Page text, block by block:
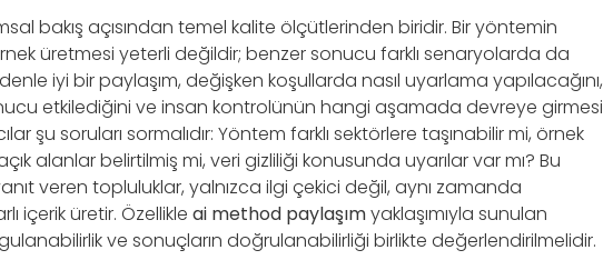
bakış açısından temel kalite ölçütlerinden biridir. Bir yöntemin
üretmesi yeterli değildir; benzer sonucu farklı senaryolarda da
iyi bir paylaşım, değişken koşullarda nasıl uyarlama yapılacağını,
etkilediğini ve insan kontrolünün hangi aşamada devreye girmesi
şu soruları sormalıdır: Yöntem farklı sektörlere taşınabilir mi, örnek
alanlar belirtilmiş mi, veri gizliliği konusunda uyarılar var mı? Bu
veren topluluklar, yalnızca ilgi çekici değil, aynı zamanda
içerik üretir. Özellikle ai method paylaşımyaklaşımıyla sunulan
ve sonuçların doğrulanabilirliği birlikte değerlendirilmelidir.